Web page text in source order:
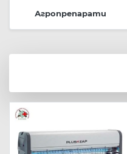
Агропрепарати